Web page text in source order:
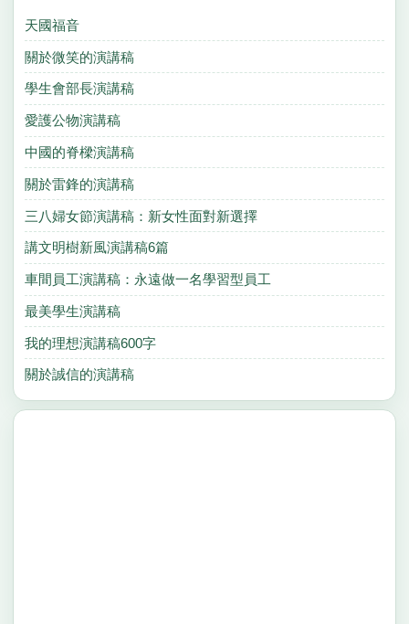
天國福音
關於微笑的演講稿
學生會部長演講稿
愛護公物演講稿
中國的脊樑演講稿
關於雷鋒的演講稿
三八婦女節演講稿：新女性面對新選擇
講文明樹新風演講稿6篇
車間員工演講稿：永遠做一名學習型員工
最美學生演講稿
我的理想演講稿600字
關於誠信的演講稿